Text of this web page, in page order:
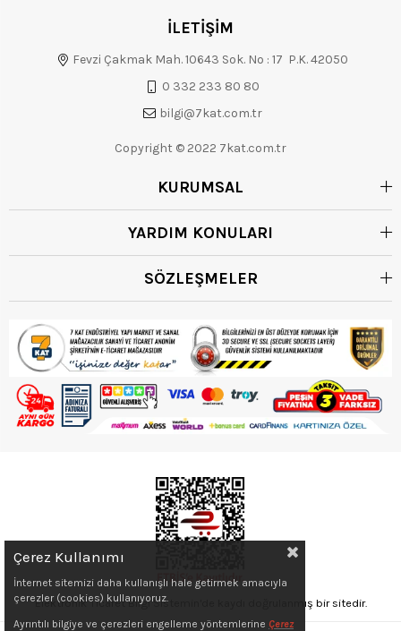
İLETİŞİM
Fevzi Çakmak Mah. 10643 Sok. No : 17 P.K. 42050
0 332 233 80 80
bilgi@7kat.com.tr
Copyright © 2022 7kat.com.tr
KURUMSAL
YARDIM KONULARI
SÖZLEŞMELER
Elektronik Ticaret Bilgi Sistemin'de kaydı doğrulanmış bir sitedir.
Çerez Kullanımı
İnternet sitemizi daha kullanışlı hale getirmek amacıyla
çerezler (cookies) kullanıyoruz.
Ayrıntılı bilgiye ve çerezleri engelleme yöntemlerine Çerez